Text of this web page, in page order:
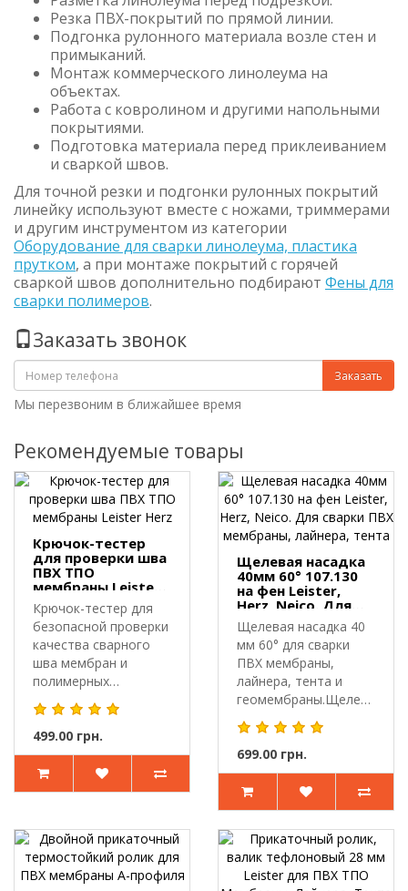
Резка ПВХ-покрытий по прямой линии.
Подгонка рулонного материала возле стен и
примыканий.
Монтаж коммерческого линолеума на
объектах.
Работа с ковролином и другими напольными
покрытиями.
Подготовка материала перед приклеиванием
и сваркой швов.
Для точной резки и подгонки рулонных покрытий
линейку используют вместе с ножами, триммерами
и другим инструментом из категории
Оборудование для сварки линолеума, пластика
прутком, а при монтаже покрытий с горячей
сваркой швов дополнительно подбирают Фены для
сварки полимеров.
Заказать звонок
Заказать
Мы перезвоним в ближайшее время
Рекомендуемые товары
Крючок-тестер
для проверки шва
ПВХ ТПО
мембраны Leister
Herz
Крючок-тестер для
безопасной проверки
качества сварного
шва мембран и
полимерных
материалов.Крючок-
т..
499.00 грн.
Щелевая насадка
40мм 60° 107.130
на фен Leister,
Herz, Neico. Для
сварки ПВХ
мембраны,
лайнера, тента
Щелевая насадка 40
мм 60° для сварки
ПВХ мембраны,
лайнера, тента и
геомембраны.Щелевая
насадка 107...
699.00 грн.